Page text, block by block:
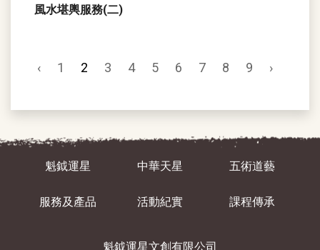
風水堪輿服務(二)
‹ 1 2 3 4 5 6 7 8 9 ›
魁鉞運星 中華天星 五術道藝
服務及產品 活動紀實 課程傳承
魁鉞運星文創有限公司